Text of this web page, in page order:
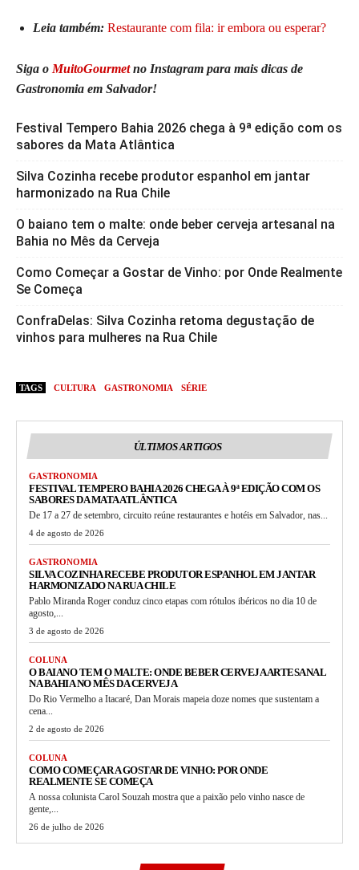
Leia também: Restaurante com fila: ir embora ou esperar?
Siga oMuitoGourmetno Instagram para mais dicas de
Gastronomia em Salvador!
Festival Tempero Bahia 2026 chega à 9ª edição com os
sabores da Mata Atlântica
Silva Cozinha recebe produtor espanhol em jantar
harmonizado na Rua Chile
O baiano tem o malte: onde beber cerveja artesanal na
Bahia no Mês da Cerveja
Como Começar a Gostar de Vinho: por Onde Realmente
Se Começa
ConfraDelas: Silva Cozinha retoma degustação de
vinhos para mulheres na Rua Chile
TAGS CULTURA GASTRONOMIA SÉRIE
ÚLTIMOS ARTIGOS
GASTRONOMIA
FESTIVAL TEMPERO BAHIA 2026 CHEGA À 9ª EDIÇÃO COM OS
SABORES DA MATA ATLÂNTICA
De 17 a 27 de setembro, circuito reúne restaurantes e hotéis em Salvador, nas...
4 de agosto de 2026
GASTRONOMIA
SILVA COZINHA RECEBE PRODUTOR ESPANHOL EM JANTAR
HARMONIZADO NA RUA CHILE
Pablo Miranda Roger conduz cinco etapas com rótulos ibéricos no dia 10 de
agosto,...
3 de agosto de 2026
COLUNA
O BAIANO TEM O MALTE: ONDE BEBER CERVEJA ARTESANAL
NA BAHIA NO MÊS DA CERVEJA
Do Rio Vermelho a Itacaré, Dan Morais mapeia doze nomes que sustentam a
cena...
2 de agosto de 2026
COLUNA
COMO COMEÇAR A GOSTAR DE VINHO: POR ONDE
REALMENTE SE COMEÇA
A nossa colunista Carol Souzah mostra que a paixão pelo vinho nasce de
gente,...
26 de julho de 2026